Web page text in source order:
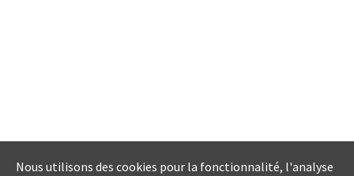
Nous utilisons des cookies pour la fonctionnalité, l'analyse